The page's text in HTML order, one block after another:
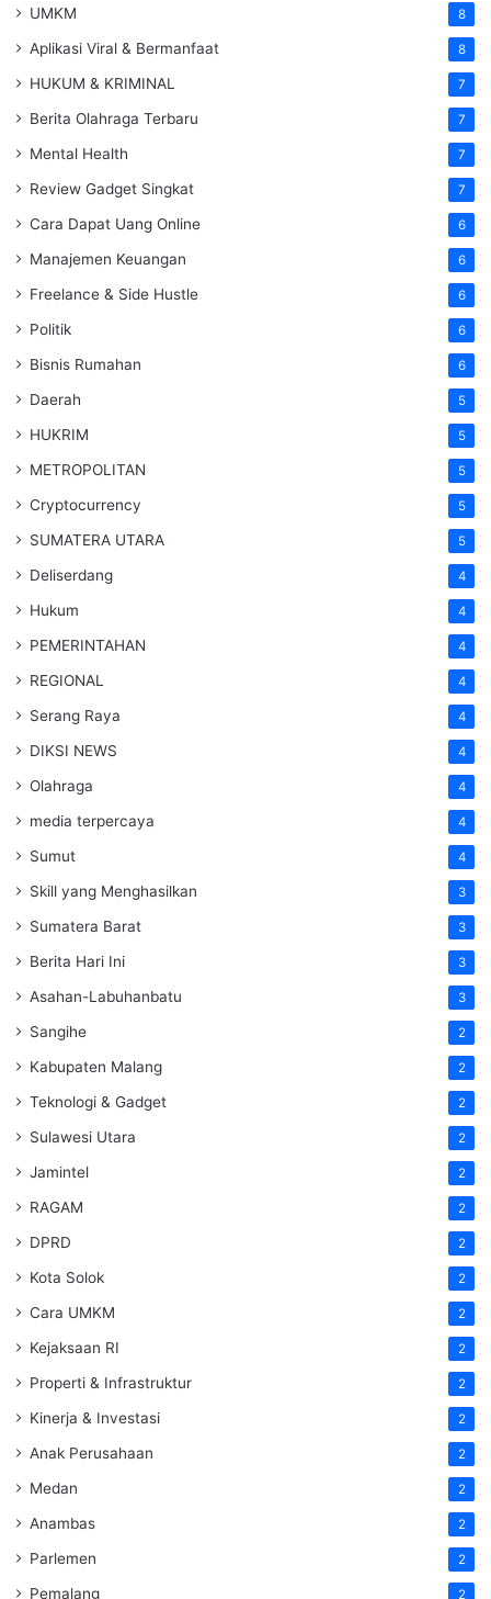
UMKM 8
Aplikasi Viral & Bermanfaat 8
HUKUM & KRIMINAL 7
Berita Olahraga Terbaru 7
Mental Health 7
Review Gadget Singkat 7
Cara Dapat Uang Online 6
Manajemen Keuangan 6
Freelance & Side Hustle 6
Politik 6
Bisnis Rumahan 6
Daerah 5
HUKRIM 5
METROPOLITAN 5
Cryptocurrency 5
SUMATERA UTARA 5
Deliserdang 4
Hukum 4
PEMERINTAHAN 4
REGIONAL 4
Serang Raya 4
DIKSI NEWS 4
Olahraga 4
media terpercaya 4
Sumut 4
Skill yang Menghasilkan 3
Sumatera Barat 3
Berita Hari Ini 3
Asahan-Labuhanbatu 3
Sangihe 2
Kabupaten Malang 2
Teknologi & Gadget 2
Sulawesi Utara 2
Jamintel 2
RAGAM 2
DPRD 2
Kota Solok 2
Cara UMKM 2
Kejaksaan RI 2
Properti & Infrastruktur 2
Kinerja & Investasi 2
Anak Perusahaan 2
Medan 2
Anambas 2
Parlemen 2
Pemalang 2